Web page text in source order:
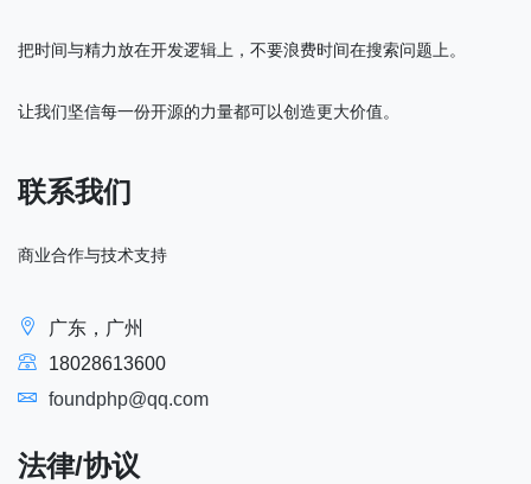
把时间与精力放在开发逻辑上，不要浪费时间在搜索问题上。
让我们坚信每一份开源的力量都可以创造更大价值。
联系我们
商业合作与技术支持
广东，广州
18028613600
foundphp@qq.com
法律/协议